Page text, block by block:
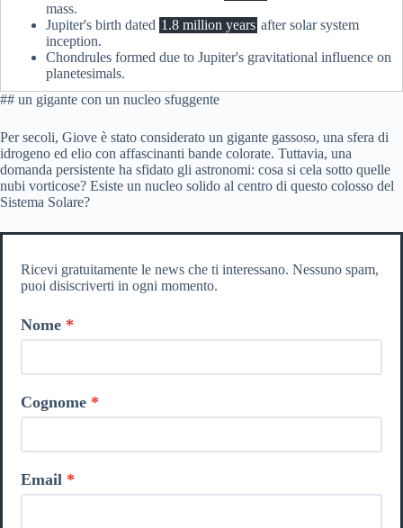
mass.
Jupiter's birth dated 1.8 million years after solar system
inception.
Chondrules formed due to Jupiter's gravitational influence on
planetesimals.
## un gigante con un nucleo sfuggente
Per secoli, Giove è stato considerato un gigante gassoso, una sfera di
idrogeno ed elio con affascinanti bande colorate. Tuttavia, una
domanda persistente ha sfidato gli astronomi: cosa si cela sotto quelle
nubi vorticose? Esiste un nucleo solido al centro di questo colosso del
Sistema Solare?
Ricevi gratuitamente le news che ti interessano. Nessuno spam,
puoi disiscriverti in ogni momento.
Nome
Cognome
Email